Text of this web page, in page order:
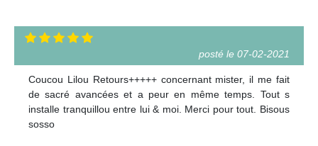
posté le 07-02-2021
Coucou Lilou Retours+++++ concernant mister, il me fait
de sacré avancées et a peur en même temps. Tout s
installe tranquillou entre lui & moi. Merci pour tout. Bisous
sosso